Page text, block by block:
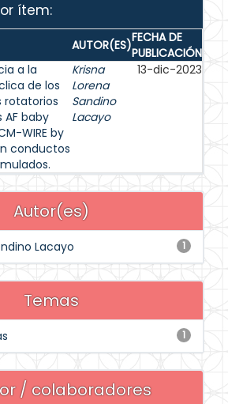
ítem:
AUTOR(ES)FECHA DE
PUBLICACIÓN
a la
de los
rotatorios
baby
WIRE by
conductos
Krisna
Lorena
Sandino
Lacayo
13-dic-2023
Autor(es)
1
Lacayo
Temas
1
/ colaboradores